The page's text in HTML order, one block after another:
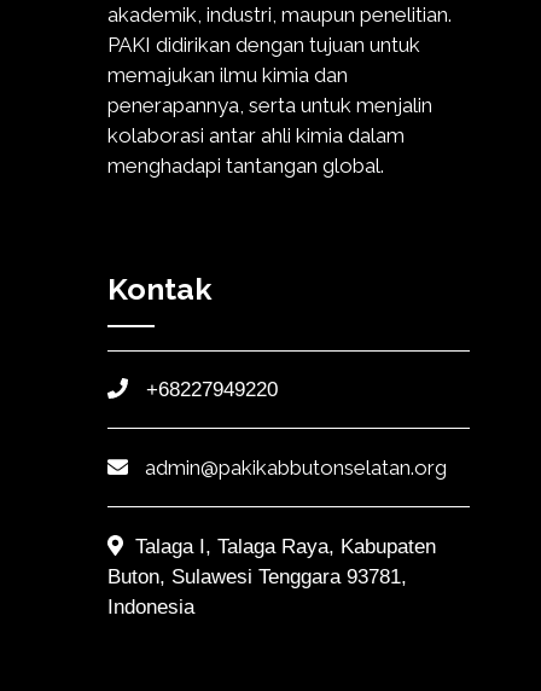
akademik, industri, maupun penelitian.
PAKI didirikan dengan tujuan untuk
memajukan ilmu kimia dan
penerapannya, serta untuk menjalin
kolaborasi antar ahli kimia dalam
menghadapi tantangan global.
Kontak
+68227949220
admin@pakikabbutonselatan.org
Talaga I, Talaga Raya, Kabupaten
Buton, Sulawesi Tenggara 93781,
Indonesia